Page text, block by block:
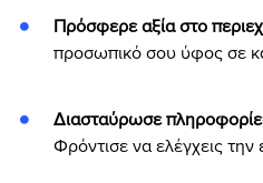
Πρόσφερε αξία στο
προσωπικό σου ύφος σε
Διασταύρωσε
Φρόντισε να ελέγχεις την